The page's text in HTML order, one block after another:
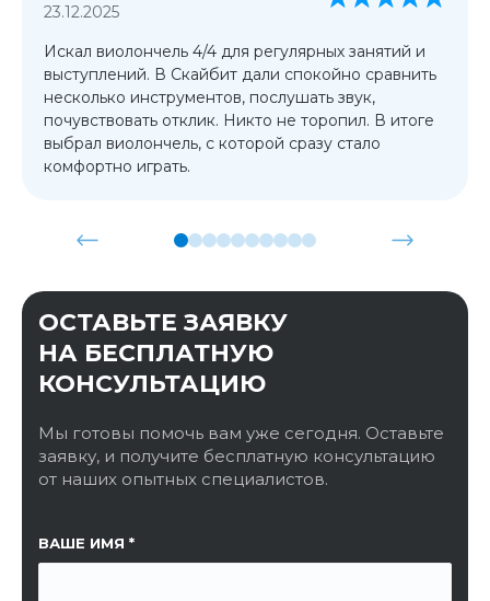
23.12.2025
Искал виолончель 4/4 для регулярных занятий и
выступлений. В Скайбит дали спокойно сравнить
несколько инструментов, послушать звук,
почувствовать отклик. Никто не торопил. В итоге
выбрал виолончель, с которой сразу стало
комфортно играть.
ОСТАВЬТЕ ЗАЯВКУ
НА БЕСПЛАТНУЮ
КОНСУЛЬТАЦИЮ
Мы готовы помочь вам уже сегодня. Оставьте
заявку, и получите бесплатную консультацию
от наших опытных специалистов.
ВАШЕ ИМЯ
ССЫЛКА НА СТРАНИЦУ